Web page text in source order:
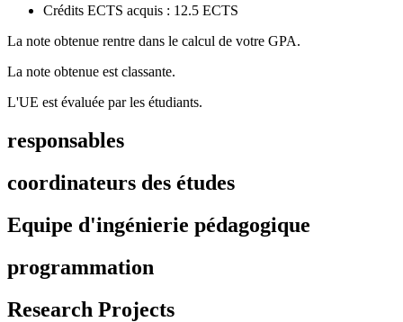
Crédits ECTS acquis : 12.5 ECTS
La note obtenue rentre dans le calcul de votre GPA.
La note obtenue est classante.
L'UE est évaluée par les étudiants.
responsables
coordinateurs des études
Equipe d'ingénierie pédagogique
programmation
Research Projects